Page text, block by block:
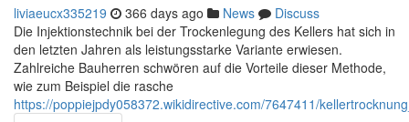
liviaeucx335219 366 days ago News
Discuss
Die Injektionstechnik bei der Trockenlegung des Kellers hat sich in
den letzten Jahren als leistungsstarke Variante erwiesen.
Zahlreiche Bauherren schwören auf die Vorteile dieser Methode,
wie zum Beispiel die rasche
https://poppiejpdy058372.wikidirective.com/7647411/